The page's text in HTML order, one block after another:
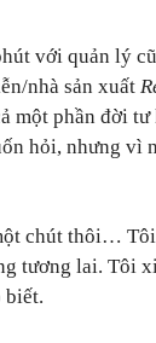
với quản lý
nhà sản xuất
một phần đời
hỏi, nhưng vì
chút thôi…
tương lai. Tôi
biết.